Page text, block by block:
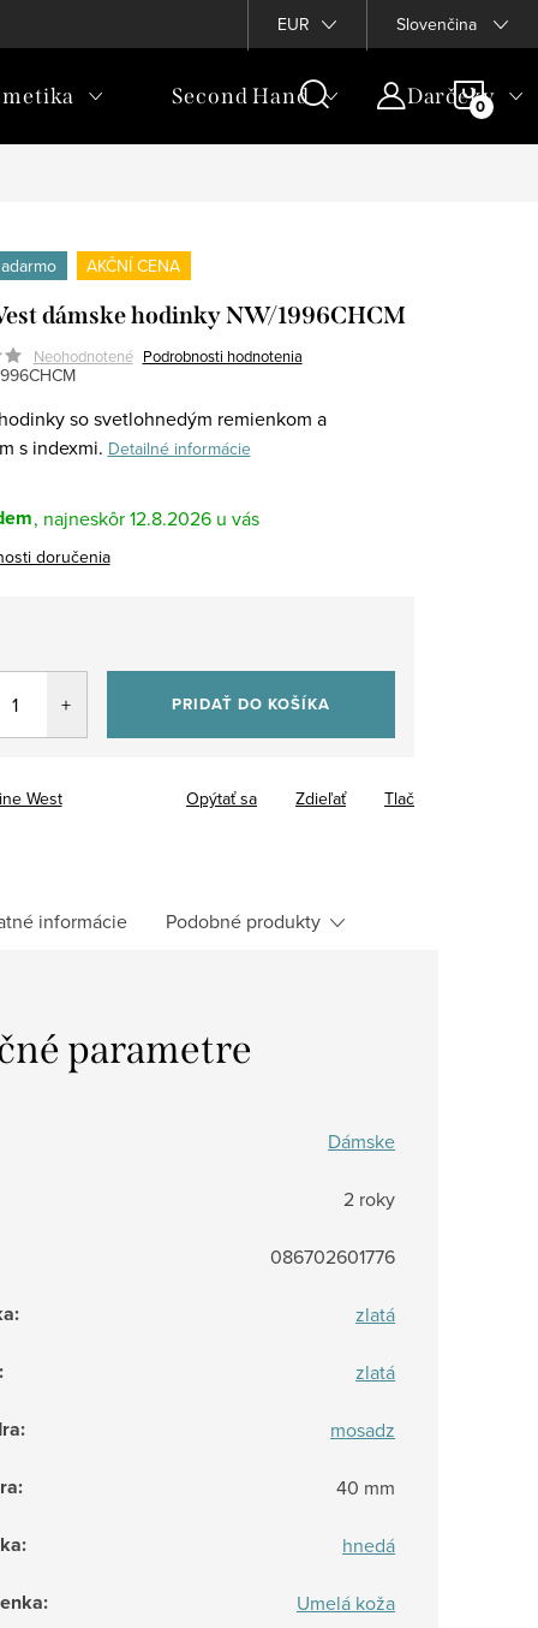
EUR Slovenčina
Second Hand Darčeky
AKČNÍ CENA
dámske hodinky NW/1996CHCM
Neohodnotené Podrobnosti hodnotenia
so svetlohnedým remienkom a
s indexmi. Detailné informácie
12.8.2026
doručenia
PRIDAŤ DO KOŠÍKA
West Tlač
Opýtať sa Zdieľať
informácie Podobné produkty
parametre
Dámske
2 roky
086702601776
: zlatá
: zlatá
: mosadz
: 40 mm
: hnedá
: Umelá koža